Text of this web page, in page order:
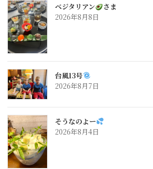
ベジタリアン
さま
2026年8月8日
台風13号
2026年8月7日
そうなのよー
2026年8月4日